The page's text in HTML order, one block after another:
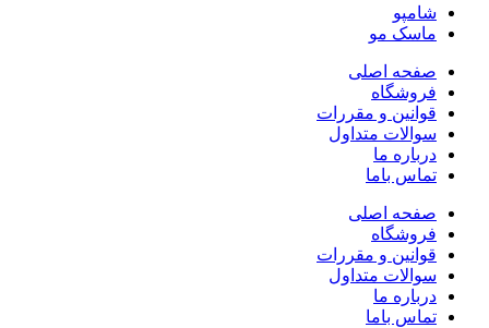
شامپو
ماسک مو
صفحه اصلی
فروشگاه
قوانین و مقررات
سوالات متداول
درباره ما
تماس باما
صفحه اصلی
فروشگاه
قوانین و مقررات
سوالات متداول
درباره ما
تماس باما